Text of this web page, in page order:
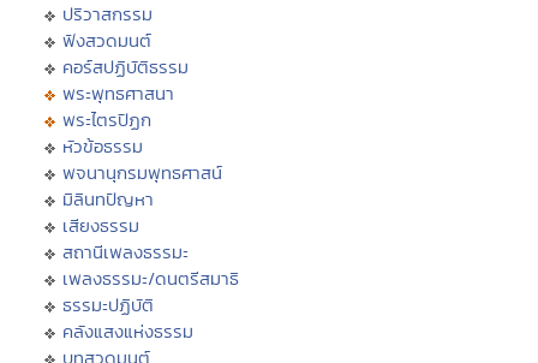
ปริวาสกรรม
ฟังสวดมนต์
คอร์สปฏิบัติธรรม
พระพุทธศาสนา
พระไตรปิฏก
หัวข้อธรรม
พจนานุกรมพุทธศาสน์
มิลินทปัญหา
เสียงธรรม
สถานีเพลงธรรมะ
เพลงธรรมะ/ดนตรีสมาธิ
ธรรมะปฏิบัติ
คลังแสงแห่งธรรม
บทสวดมนต์